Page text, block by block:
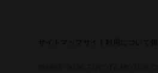
サイト利用について
©1995-2026 TOYOTA MOTOR